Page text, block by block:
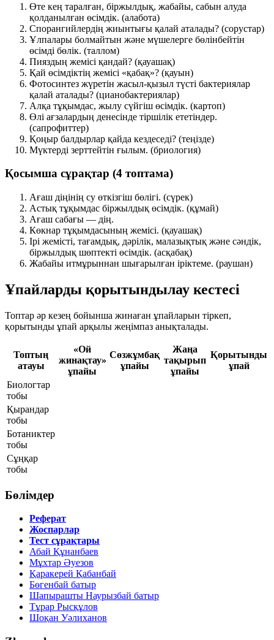
Өте кең таралған, біржылдық, жабайы, сабын алуда
қолданылған өсімдік. (алабота)
Спорангийлердің жиынтығы қалай аталады? (сорустар)
Ұлпалары болмайтын және мүшелерге бөлінбейтін
өсімді бөлік. (таллом)
Пияздың жемісі қандай? (қауашақ)
Қай өсімдіктің жемісі «қабақ»? (қауын)
Фотосинтез жүретін жасыл-қызыл түсті бактериялар
қалай аталады? (цианобактериялар)
Алқа тұқымдас, жылу сүйгіш өсімдік. (картоп)
Өлі ағзалардың денесінде тіршілік ететіндер.
(сапрофиттер)
Қоңыр балдырлар қайда кездеседі? (теңізде)
Мүктерді зерттейтін ғылым. (бриология)
Қосымша сұрақтар (4 топтама)
Ағаш діңінің су өткізгіш бөлігі. (сүрек)
Астық тұқымдас біржылдық өсімдік. (құмай)
Ағаш сабағы — дің.
Көкнар тұқымдасының жемісі. (қауашақ)
Ірі жемісті, тағамдық, дәрілік, малазықтық және сәндік,
біржылдық шөптекті өсімдік. (асқабақ)
Жабайы итмұрыннан шығарылған іріктеме. (раушан)
Ұпайларды қорытындылау кестесі
Топтар әр кезең бойынша жинаған ұпайларын тіркеп,
қорытынды ұпай арқылы жеңімпаз анықталады.
Топтың
атауы
«Ой
жинақтау»
ұпайы
Сөзжұмбақ
ұпайы
Жаңа
тақырып
ұпайы
Қорытынды
ұпай
Биологтар
тобы
Қырандар
тобы
Ботаниктер
тобы
Сұңқар
тобы
Бөлімдер
Реферат
Жоспарлар
Тест сұрақтары
Абай Құнанбаев
Мұхтар Әуезов
Қаракерей Қабанбай
Бөгенбай батыр
Шапырашты Наурызбай батыр
Тұрар Рысқұлов
Шоқан Уәлиханов